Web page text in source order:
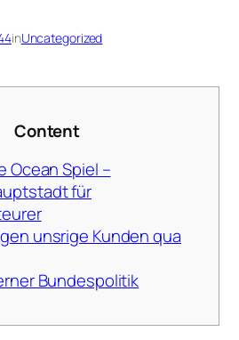
inUncategorized
Content
Ocean Spiel –
für
unsrige Kunden qua
Bundespolitik